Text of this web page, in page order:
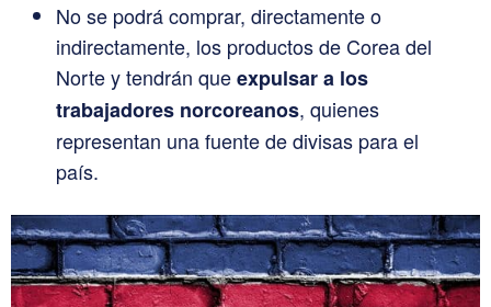
No se podrá comprar, directamente o
indirectamente, los productos de Corea del
Norte y tendrán queexpulsar a los
trabajadores norcoreanos, quienes
representan una fuente de divisas para el
país.